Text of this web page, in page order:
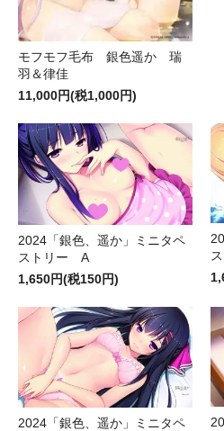
モフモフ毛布 銀色遥か 瑞
羽＆律佳
11,000円(税1,000円)
2024「銀色、遥か」ミニタペ
ストリー A
1,650円(税150円)
2024「銀色、遥か」ミニタペ